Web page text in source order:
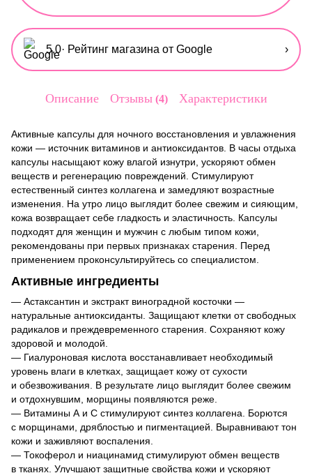
5,0· Рейтинг магазина от Google ›
Описание Отзывы 4 Характеристики
Активные капсулы для ночного восстановления и увлажнения
кожи — источник витаминов и антиоксидантов. В часы отдыха
капсулы насыщают кожу влагой изнутри, ускоряют обмен
веществ и регенерацию повреждений. Стимулируют
естественный синтез коллагена и замедляют возрастные
изменения. На утро лицо выглядит более свежим и сияющим,
кожа возвращает себе гладкость и эластичность. Капсулы
подходят для женщин и мужчин с любым типом кожи,
рекомендованы при первых признаках старения. Перед
применением проконсультируйтесь со специалистом.
Активные ингредиенты
— Астаксантин и экстракт виноградной косточки —
натуральные антиоксиданты. Защищают клетки от свободных
радикалов и преждевременного старения. Сохраняют кожу
здоровой и молодой.
— Гиалуроновая кислота восстанавливает необходимый
уровень влаги в клетках, защищает кожу от сухости
и обезвоживания. В результате лицо выглядит более свежим
и отдохнувшим, морщины появляются реже.
— Витамины А и С стимулируют синтез коллагена. Борются
с морщинами, дряблостью и пигментацией. Выравнивают тон
кожи и заживляют воспаления.
— Токоферол и ниацинамид стимулируют обмен веществ
в тканях. Улучшают защитные свойства кожи и ускоряют